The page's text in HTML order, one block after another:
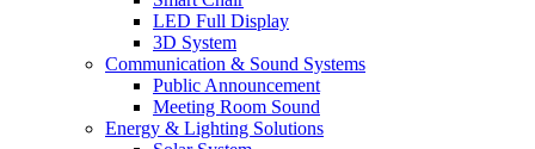
LED Full Display
3D System
Communication & Sound Systems
Public Announcement
Meeting Room Sound
Energy & Lighting Solutions